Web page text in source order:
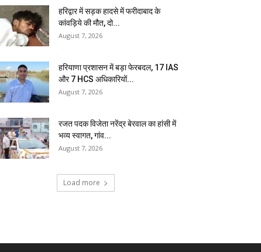
हरिद्वार में सड़क हादसे में फरीदाबाद के
कांवड़िये की मौत, दो...
August 7, 2026
हरियाणा प्रशासन में बड़ा फेरबदल, 17 IAS
और 7 HCS अधिकारियों...
August 7, 2026
रजत पदक विजेता नरेंद्र बेरवाल का हांसी में
भव्य स्वागत, गांव...
August 7, 2026
Load more